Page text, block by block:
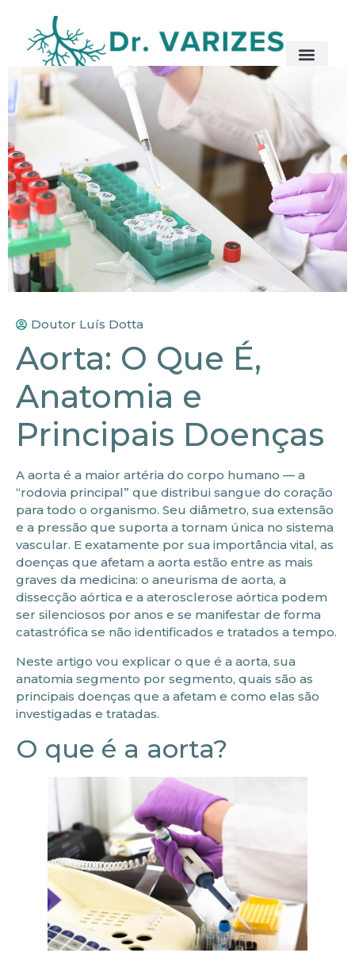
Doutor Luís Dotta
Aorta: O Que É,
Anatomia e
Principais Doenças
A aorta é a maior artéria do corpo humano — a
“rodovia principal” que distribui sangue do coração
para todo o organismo. Seu diâmetro, sua extensão
e a pressão que suporta a tornam única no sistema
vascular. E exatamente por sua importância vital, as
doenças que afetam a aorta estão entre as mais
graves da medicina: o aneurisma de aorta, a
dissecção aórtica e a aterosclerose aórtica podem
ser silenciosos por anos e se manifestar de forma
catastrófica se não identificados e tratados a tempo.
Neste artigo vou explicar o que é a aorta, sua
anatomia segmento por segmento, quais são as
principais doenças que a afetam e como elas são
investigadas e tratadas.
O que é a aorta?